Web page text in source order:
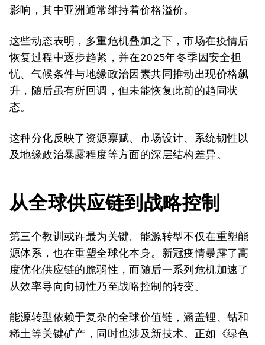
影响，其中亚洲通常维持着价格溢价。
这些动态表明，多重危机叠加之下，市场在疫情后
恢复过程中逐步趋紧，并在2025年冬季因安全担
忧、气候条件与地缘政治因素共同推动出现价格飙
升，随后虽有所回调，但未能恢复此前的趋同状
态。
这种分化反映了资源禀赋、市场设计、系统韧性以
及地缘政治暴露程度等方面的深层结构差异。
从全球供应链到战略控制
第三个教训或许最为关键。能源转型不仅在重塑能
源体系，也在重塑全球化本身。新冠疫情暴露了高
度优化供应链的脆弱性，而随后一系列危机加速了
从效率导向向韧性乃至战略控制的转变。
能源转型依赖于复杂的全球价值链，涵盖锂、钴和
稀土等关键矿产，同时也涉及新技术。正如《绿色